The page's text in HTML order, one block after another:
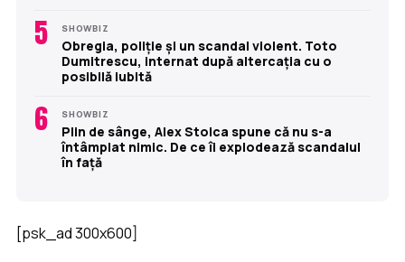
5 SHOWBIZ
Obregia, poliție și un scandal violent. Toto
Dumitrescu, internat după altercația cu o
posibilă iubită
6 SHOWBIZ
Plin de sânge, Alex Stoica spune că nu s-a
întâmplat nimic. De ce îi explodează scandalul
în față
[psk_ad 300x600]